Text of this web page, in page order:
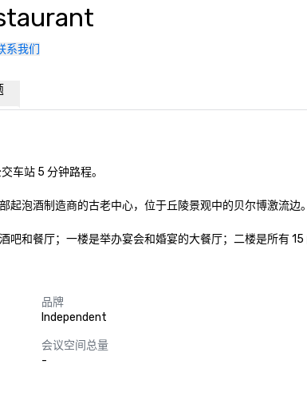
系我们
车站 5 分钟路程。
起泡酒制造商的古老中心，位于丘陵景观中的贝尔博激流边
和餐厅；一楼是举办宴会和婚宴的大餐厅；二楼是所有 15
品牌
Independent
会议空间总量
-